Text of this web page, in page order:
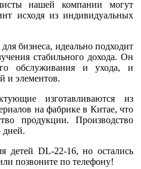
нашей компании могут
исходя из индивидуальных
бизнеса, идеально подходит
стабильного дохода. Он
обслуживания и ухода, и
и элементов.
изготавливаются из
на фабрике в Китае, что
продукции. Производство
дней.
детей DL-22-16, но остались
позвоните по телефону!